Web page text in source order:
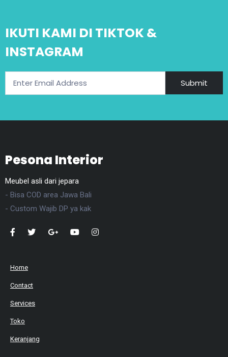
IKUTI KAMI DI TIKTOK &
INSTAGRAM
Submit
Pesona Interior
Meubel asli dari jepara
- Bisa COD area Jawa Bali
- Custom Wajib DP ya kak
Home
Contact
Services
Toko
Keranjang